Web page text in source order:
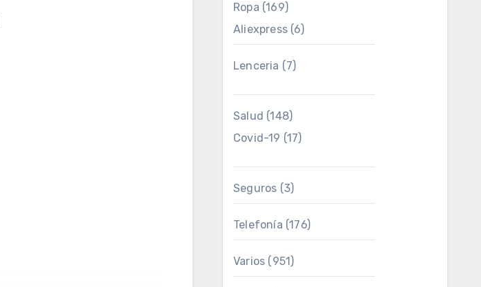
Ropa (169)
Aliexpress (6)
Lenceria (7)
Salud (148)
Covid-19 (17)
Seguros (3)
Telefonía (176)
Varios (951)